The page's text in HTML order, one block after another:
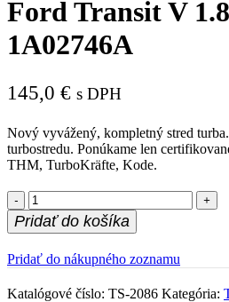
Ford Transit V
1A02746A
145,0 € s DPH
Nový vyvážený, kompletný stred
turbostredu. Ponúkame len
THM, TurboKräfte, Kode.
množstvo
Stred
turboduchadla
Ford
V
Pridať do košíka
Pridať do nákupného zoznamu
Katalógové číslo: TS-2086 Kategória: